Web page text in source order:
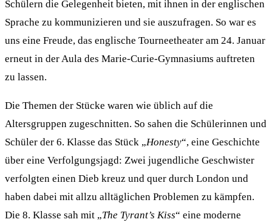
Schülern die Gelegenheit bieten, mit ihnen in der englischen
Sprache zu kommunizieren und sie auszufragen. So war es
uns eine Freude, das englische Tourneetheater am 24. Januar
erneut in der Aula des Marie-Curie-Gymnasiums auftreten
zu lassen.
Die Themen der Stücke waren wie üblich auf die
Altersgruppen zugeschnitten. So sahen die Schülerinnen und
Schüler der 6. Klasse das Stück „Honesty“, eine Geschichte
über eine Verfolgungsjagd: Zwei jugendliche Geschwister
verfolgten einen Dieb kreuz und quer durch London und
haben dabei mit allzu alltäglichen Problemen zu kämpfen.
Die 8. Klasse sah mit „The Tyrant’s Kiss“ eine moderne